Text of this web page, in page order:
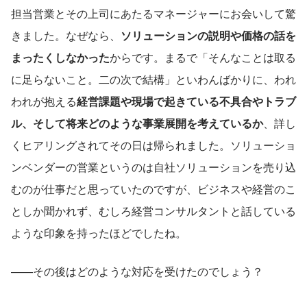
担当営業とその上司にあたるマネージャーにお会いして驚
きました。なぜなら、 ソリューションの説明や価格の話を
まったくしなかったからです。まるで「そんなことは取る
に足らないこと。二の次で結構」といわんばかりに、われ
われが抱える経営課題や現場で起きている不具合やトラブ
ル、そして将来どのような事業展開を考えているか、詳し
くヒアリングされてその日は帰られました。ソリューショ
ンベンダーの営業というのは自社ソリューションを売り込
むのが仕事だと思っていたのですが、ビジネスや経営のこ
としか聞かれず、むしろ経営コンサルタントと話している
ような印象を持ったほどでしたね。
——その後はどのような対応を受けたのでしょう？